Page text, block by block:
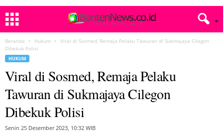
Beranda Hukum
Viral di Sosmed, Remaja Pelaku Tawuran di Sukmajaya Cilegon
Dibekuk Polisi
HUKUM
Viral di Sosmed, Remaja Pelaku
Tawuran di Sukmajaya Cilegon
Dibekuk Polisi
Senin 25 Desember 2023, 10:32 WIB